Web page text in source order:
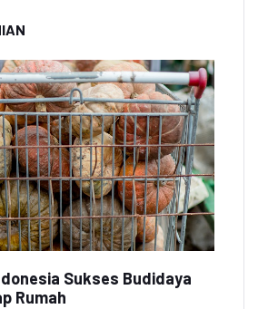
Sukses Budidaya
Rumah